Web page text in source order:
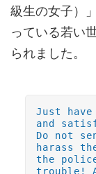
級生の女子）
っている若い
られました。
Just
and
Do not
harass
the
trouble!